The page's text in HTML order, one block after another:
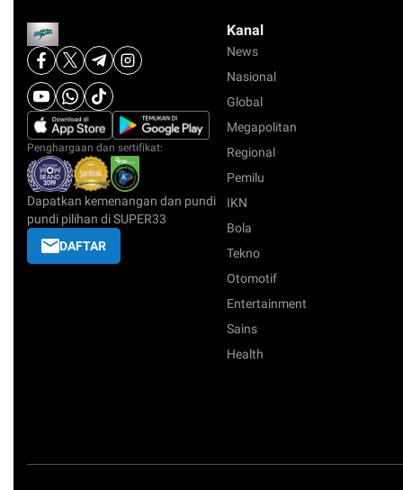
Penghargaan dan sertifikat:
Dapatkan kemenangan dan pundi
pundi pilihan di SUPER33
DAFTAR
Kanal
News
Nasional
Global
Megapolitan
Regional
Pemilu
IKN
Bola
Tekno
Otomotif
Entertainment
Sains
Health